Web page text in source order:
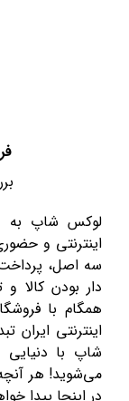
لوکس شاپ به
اینترنتی و
سه اصل،
دار بودن کالا
همگام با
اینترنتی
شاپ با
می‌شوید! هر
در اینجا پیدا